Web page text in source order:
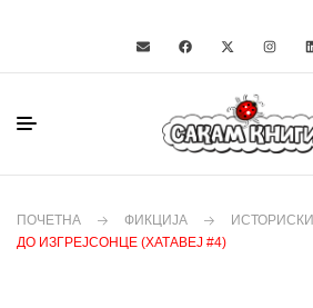
ПОЧЕТНА ФИКЦИЈА
ДО ИЗГРЕЈСОНЦЕ (ХАТАВЕЈ #4)